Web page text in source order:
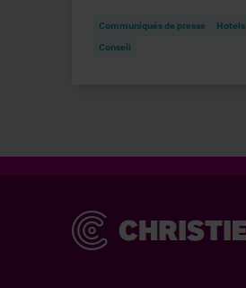
Communiqués de presse
Hotels
Conseil
Christie & Co